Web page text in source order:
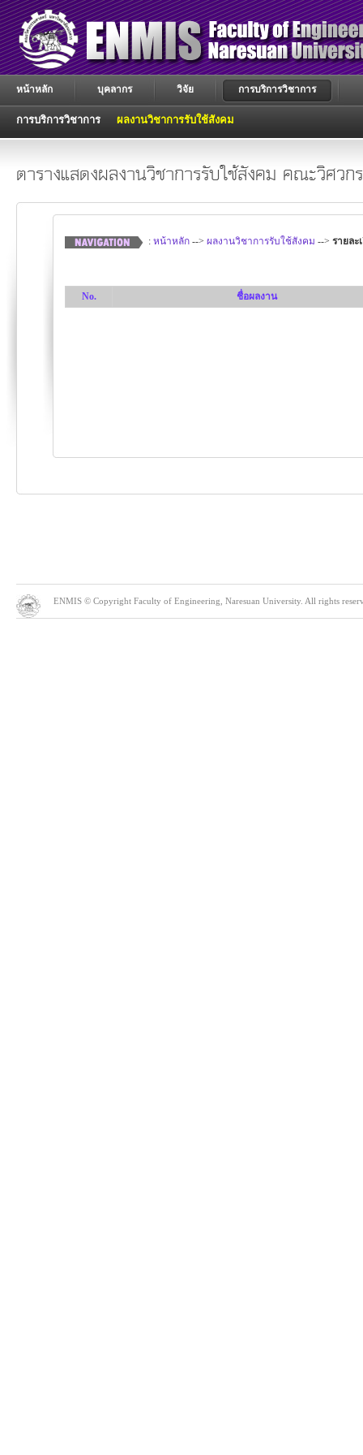
หน้าหลัก บุคลากร วิจัย การบริการวิชาการ
การบริการวิชาการ ผลงานวิชาการรับใช้สังคม
ตารางแสดงผลงานวิชาการรับใช้สังคม คณะวิศวก
: หน้าหลัก --> ผลงานวิชาการรับใช้สังคม --> รายละ
No. ชื่อผลงาน
ENMIS © Copyright Faculty of Engineering, Naresuan University. All rights